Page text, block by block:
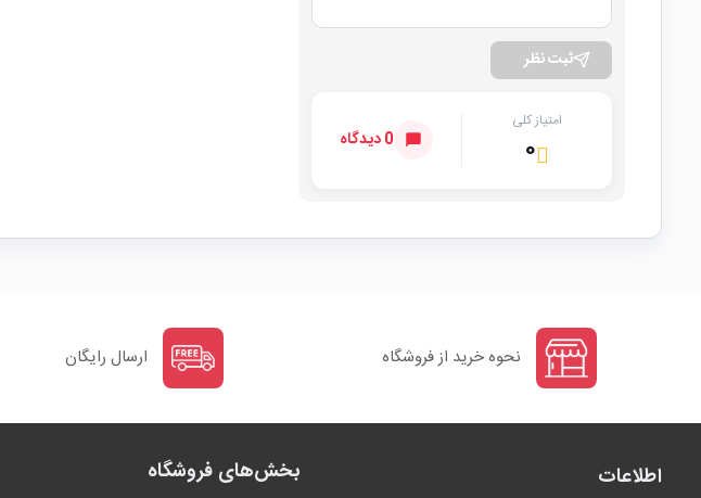
ثبت نظر
امتیاز کلی
۰ 0 دیدگاه
نحوه خرید از فروشگاه ارسال رایگان
اطلاعات بخش‌های فروشگاه